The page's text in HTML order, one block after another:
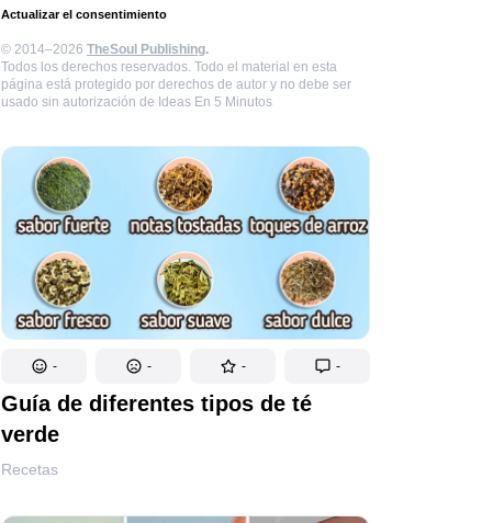
Actualizar el consentimiento
© 2014–2026 TheSoul Publishing.
Todos los derechos reservados. Todo el material en esta
página está protegido por derechos de autor y no debe ser
usado sin autorización de Ideas En 5 Minutos
- - - -
Guía de diferentes tipos de té
verde
Recetas